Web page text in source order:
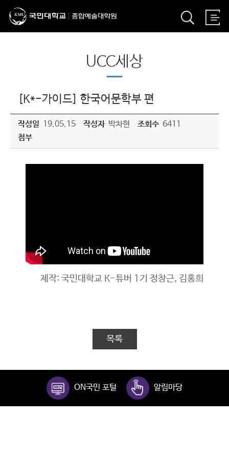
UCC세상
[K*-가이드] 한국어문학부 편
작성일 19.05.15 작성자 박차현 조회수 6411
첨부
제작: 국민대학교 K-튜버 1기 정창근, 김홍희
목록
ON국민 포털 알림마당